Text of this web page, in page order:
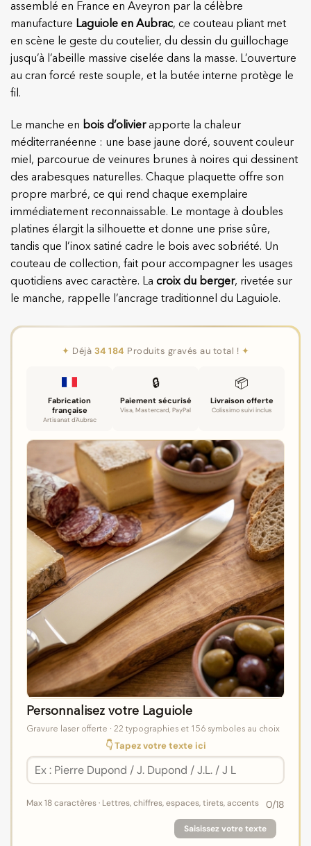
assemblé en France en Aveyron par la célèbre
manufacture Laguiole en Aubrac, ce couteau pliant met
en scène le geste du coutelier, du dessin du guillochage
jusqu’à l’abeille massive ciselée dans la masse. L’ouverture
au cran forcé reste souple, et la butée interne protège le
fil.
Le manche en bois d’olivierapporte la chaleur
méditerranéenne : une base jaune doré, souvent couleur
miel, parcourue de veinures brunes à noires qui dessinent
des arabesques naturelles. Chaque plaquette offre son
propre marbré, ce qui rend chaque exemplaire
immédiatement reconnaissable. Le montage à doubles
platines élargit la silhouette et donne une prise sûre,
tandis que l’inox satiné cadre le bois avec sobriété. Un
couteau de collection, fait pour accompagner les usages
quotidiens avec caractère. La croix du berger, rivetée sur
le manche, rappelle l’ancrage traditionnel du Laguiole.
✦ Déjà 34 184 Produits gravés au total ! ✦
Fabrication
française
Artisanat d'Aubrac
🔒
Paiement sécurisé
Visa, Mastercard, PayPal
📦
Livraison offerte
Colissimo suivi inclus
Personnalisez votre Laguiole
Gravure laser offerte · 22 typographies et 156 symboles au choix
👇 Tapez votre texte ici
Max 18 caractères · Lettres, chiffres, espaces, tirets, accents 0/18
Saisissez votre texte